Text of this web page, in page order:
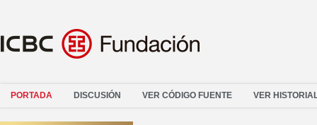
PORTADA DISCUSIÓN VER CÓDIGO FUENTE VER